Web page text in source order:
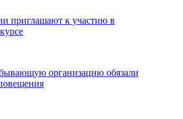
приглашают к участию в
организацию обязали